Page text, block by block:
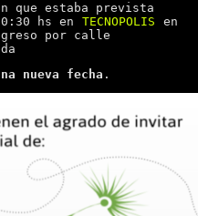
que estaba prevista
hs en TECNOPOLIS
en
por calle
nueva fecha .